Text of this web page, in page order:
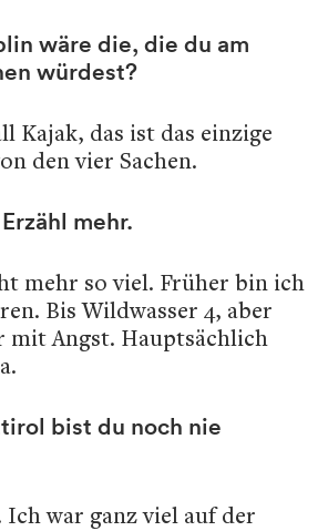
wäre die, die du am
würdest?
Kajak, das ist das einzige
den vier Sachen.
mehr.
mehr so viel. Früher bin ich
Bis Wildwasser 4, aber
mit Angst. Hauptsächlich
bist du noch nie
war ganz viel auf der